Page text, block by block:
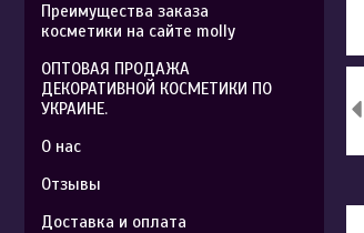
Преимущества заказа
косметики на сайте molly
ОПТОВАЯ ПРОДАЖА
ДЕКОРАТИВНОЙ КОСМЕТИКИ ПО
УКРАИНЕ.
О нас
Отзывы
Доставка и оплата